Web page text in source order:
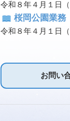
令和８年４月１日
桜岡公園業務
令和８年４月１日
お問い